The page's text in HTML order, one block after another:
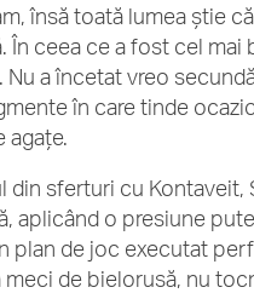
însă toată lumea știe
ceea ce a fost cel mai
a încetat vreo
în care tinde
agațe.
din sferturi cu
aplicând o presiune
plan de joc executat
de bielorusă, nu